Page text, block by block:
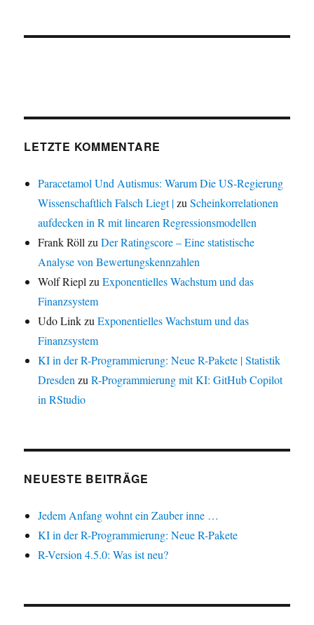
LETZTE KOMMENTARE
Paracetamol Und Autismus: Warum Die US-Regierung
Wissenschaftlich Falsch Liegt |zuScheinkorrelationen
aufdecken in R mit linearen Regressionsmodellen
Frank RöllzuDer Ratingscore – Eine statistische
Analyse von Bewertungskennzahlen
Wolf RieplzuExponentielles Wachstum und das
Finanzsystem
Udo LinkzuExponentielles Wachstum und das
Finanzsystem
KI in der R-Programmierung: Neue R-Pakete | Statistik
DresdenzuR-Programmierung mit KI: GitHub Copilot
in RStudio
NEUESTE BEITRÄGE
Jedem Anfang wohnt ein Zauber inne …
KI in der R-Programmierung: Neue R-Pakete
R-Version 4.5.0: Was ist neu?